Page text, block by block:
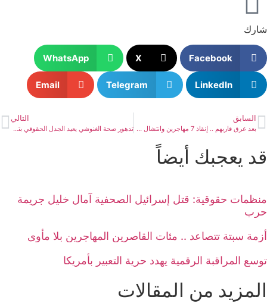
شارك
Facebook
X
WhatsApp
LinkedIn
Telegram
Email
السابق
بعد غرق قاربهم .. إنقاذ 7 مهاجرين وانتشال 17 جثة قبالة ليبيا
التالي
تدهور صحة الغنوشي يعيد الجدل الحقوقي بتونس
قد يعجبك أيضاً
منظمات حقوقية: قتل إسرائيل الصحفية آمال خليل جريمة
حرب
أزمة سبتة تتصاعد .. مئات القاصرين المهاجرين بلا مأوى
توسع المراقبة الرقمية يهدد حرية التعبير بأمريكا
المزيد من المقالات